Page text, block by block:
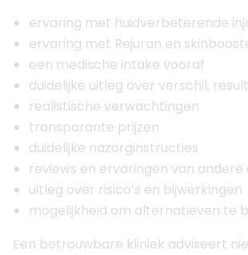
ervaring met huidverbeterende
ervaring met Rejuran en
een medische intake vooraf
duidelijke uitleg over verschil,
realistische verwachtingen
transparante prijzen
duidelijke nazorginstructies
reviews en ervaringen van
uitleg over risico’s en bijwerkingen
mogelijkheid om alternatieven te
Een betrouwbare kliniek adviseert